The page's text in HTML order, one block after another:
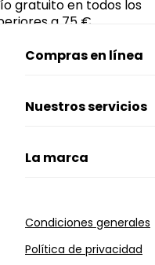
gratuito en todos los
a 75 €.
Compras en línea
Nuestros servicios
La marca
Condiciones generales
Política de privacidad